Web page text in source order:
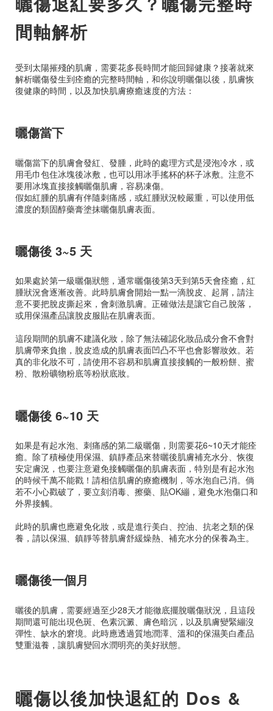
間軸解析
受到太陽摧殘的肌膚，需要花多長時間才能回歸健康？接著就來
解析曬傷發生到痊癒的完整時間軸，和你說明曬傷以後，肌膚恢
復健康的時間，以及加快肌膚療癒速度的方法：
曬傷當下
曬傷當下的肌膚會發紅、發腫，此時的處理方式是浸泡冷水，或
用毛巾包住冰塊後冰敷，也可以用冰手搖杯的杯子冰敷。注意不
要用冰塊直接接觸曬傷肌膚，容易凍傷。
假如紅腫的肌膚有伴隨刺痛感，或紅腫狀況較嚴重，可以使用低
濃度的類固醇藥膏塗抹曬傷肌膚表面。
曬傷後 3~5 天
如果處於第一級曬傷狀態，通常曬傷後第3天到第5天會痊癒，紅
腫狀況會逐漸改善。此時肌膚會開始一點一滴脫皮、起屑，請注
意不要把脫皮撕起來，會刺激肌膚。正確做法是讓它自己脫落，
或用保濕產品讓脫皮服貼在肌膚表面。
這段期間的肌膚不建議化妝，除了無法確認化妝品成分會不會對
肌膚帶來負擔，脫皮造成的肌膚表面凹凸不平也會影響妝效。若
真的非化妝不可，請使用不容易和肌膚直接接觸的一般粉餅、蜜
粉、散粉礦物粉底等粉狀底妝。
曬傷後 6~10 天
如果是有起水泡、刺痛感的第二級曬傷，則需要花6~10天才能痊
癒。除了積極使用保濕、鎮靜產品來替曬後肌膚補充水分、恢復
安定膚況，也要注意避免接觸曬傷的肌膚表面，特別是有起水泡
的時候千萬不能戳！請相信肌膚的療癒機制，等水泡自己消。倘
若不小心戳破了，要立刻消毒、擦藥、貼OK繃，避免水泡傷口和
外界接觸。
此時的肌膚也應避免化妝，或是進行美白、控油、抗老之類的保
養，請以保濕、鎮靜等替肌膚舒緩燥熱、補充水分的保養為主。
曬傷後一個月
曬後的肌膚，需要經過至少28天才能徹底擺脫曬傷狀況，且這段
期間還可能出現色斑、色素沉澱、膚色暗沉，以及肌膚變緊繃沒
彈性、缺水的窘境。此時應透過質地潤澤、溫和的保濕美白產品
雙重滋養，讓肌膚變回水潤明亮的美好狀態。
曬傷以後加快退紅的 Dos &